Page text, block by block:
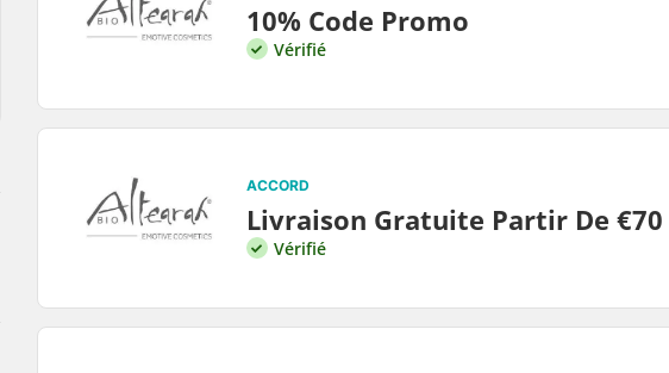
10% Code Promo
Vérifié
ACCORD
Livraison Gratuite Partir De €70
Vérifié